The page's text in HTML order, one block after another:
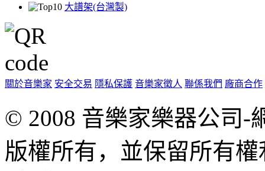
大譜架(台灣製)
關於音樂家 安全交易 隱私保護 音樂家徵人 聯係我們 廠商合作
© 2008 音樂家樂器公司-
版權所有，並保留所有權